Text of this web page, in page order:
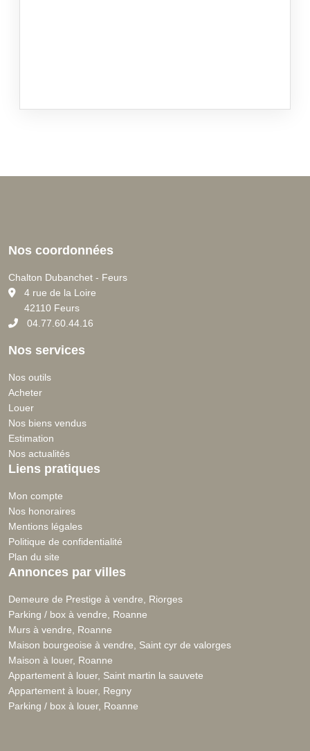
Nos coordonnées
Chalton Dubanchet - Feurs
4 rue de la Loire
42110 Feurs
04.77.60.44.16
Nos services
Nos outils
Acheter
Louer
Nos biens vendus
Estimation
Nos actualités
Liens pratiques
Mon compte
Nos honoraires
Mentions légales
Politique de confidentialité
Plan du site
Annonces par villes
Demeure de Prestige à vendre, Riorges
Parking / box à vendre, Roanne
Murs à vendre, Roanne
Maison bourgeoise à vendre, Saint cyr de valorges
Maison à louer, Roanne
Appartement à louer, Saint martin la sauvete
Appartement à louer, Regny
Parking / box à louer, Roanne